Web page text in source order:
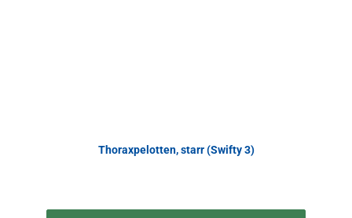
Thoraxpelotten, starr (Swifty 3)